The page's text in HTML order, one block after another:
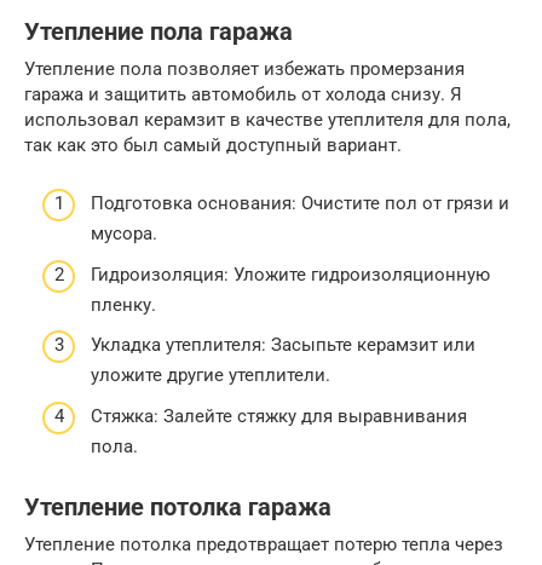
Утепление пола гаража
Утепление пола позволяет избежать промерзания
гаража и защитить автомобиль от холода снизу. Я
использовал керамзит в качестве утеплителя для пола,
так как это был самый доступный вариант.
Подготовка основания: Очистите пол от грязи и
мусора.
Гидроизоляция: Уложите гидроизоляционную
пленку.
Укладка утеплителя: Засыпьте керамзит или
уложите другие утеплители.
Стяжка: Залейте стяжку для выравнивания
пола.
Утепление потолка гаража
Утепление потолка предотвращает потерю тепла через